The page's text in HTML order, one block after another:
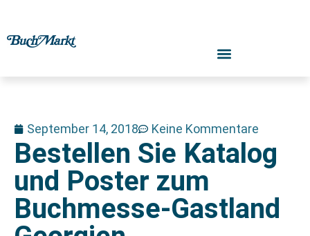
September 14, 2018 Keine Kommentare
Bestellen Sie Katalog
und Poster zum
Buchmesse-Gastland